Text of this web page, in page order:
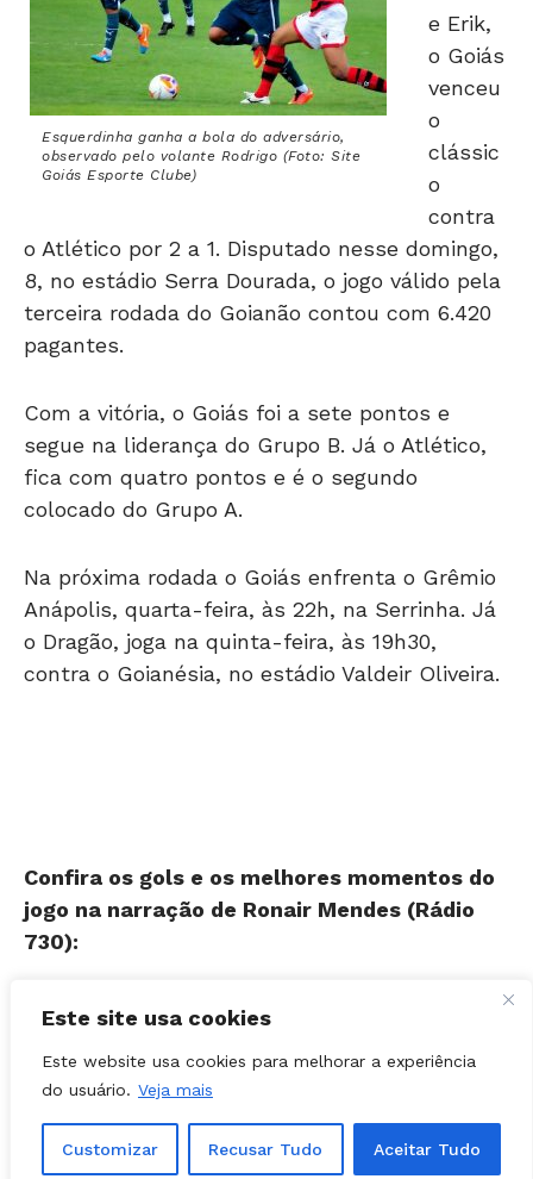
Este site usa cookies
Este website usa cookies para melhorar a experiência
do usuário. Veja mais
Customizar Recusar Tudo Aceitar Tudo
Esquerdinha ganha a bola do adversário,
observado pelo volante Rodrigo (Foto: Site
Goiás Esporte Clube)
o Goiás
venceu
o
clássic
o
contra
o Atlético por 2 a 1. Disputado nesse domingo,
8, no estádio Serra Dourada, o jogo válido pela
terceira rodada do Goianão contou com 6.420
pagantes.
segue na liderança do Grupo B. Já o Atlético,
fica com quatro pontos e é o segundo
colocado do Grupo A.
Anápolis, quarta-feira, às 22h, na Serrinha. Já
o Dragão, joga na quinta-feira, às 19h30,
contra o Goianésia, no estádio Valdeir Oliveira.
jogo na narração de Ronair Mendes (Rádio
730):